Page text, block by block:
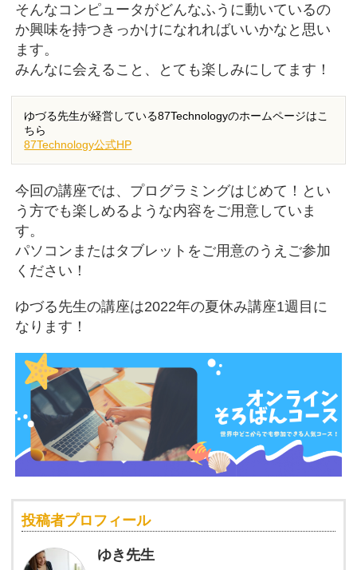
そんなコンピュータがどんなふうに動いているの
か興味を持つきっかけになれればいいかなと思い
ます。
みんなに会えること、とても楽しみにしてます！
ゆづる先生が経営している87Technologyのホームページはこ
ちら
87Technology公式HP
今回の講座では、プログラミングはじめて！とい
う方でも楽しめるような内容をご用意していま
す。
パソコンまたはタブレットをご用意のうえご参加
ください！
ゆづる先生の講座は2022年の夏休み講座1週目に
なります！
投稿者プロフィール
ゆき先生